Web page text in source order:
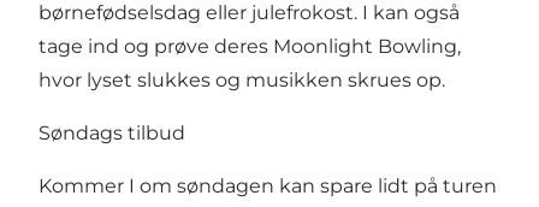
børnefødselsdag eller julefrokost. I kan også
tage ind og prøve deres Moonlight Bowling,
hvor lyset slukkes og musikken skrues op.
Søndags tilbud
Kommer I om søndagen kan spare lidt på turen